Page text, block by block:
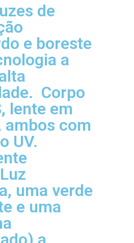
de
e boreste
a
Corpo
lente em
ambos com
UV.
uma verde
e uma